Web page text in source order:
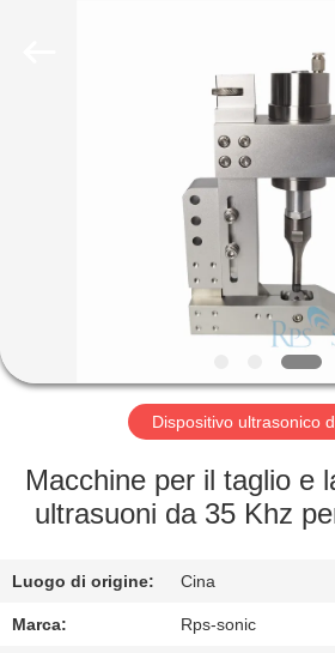
GIRO
FABBRICA
DI
QUALITÀ
Dispositivo ultrasonico
Macchine per il taglio e
ultrasuoni da 35 Khz
Luogo di origine: Cina
Marca: Rps-sonic